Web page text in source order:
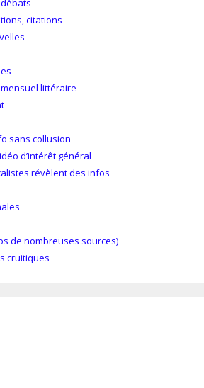
citations
littéraire
sans collusion
d’intérêt général
révèlent des infos
de nombreuses sources)
cruitiques